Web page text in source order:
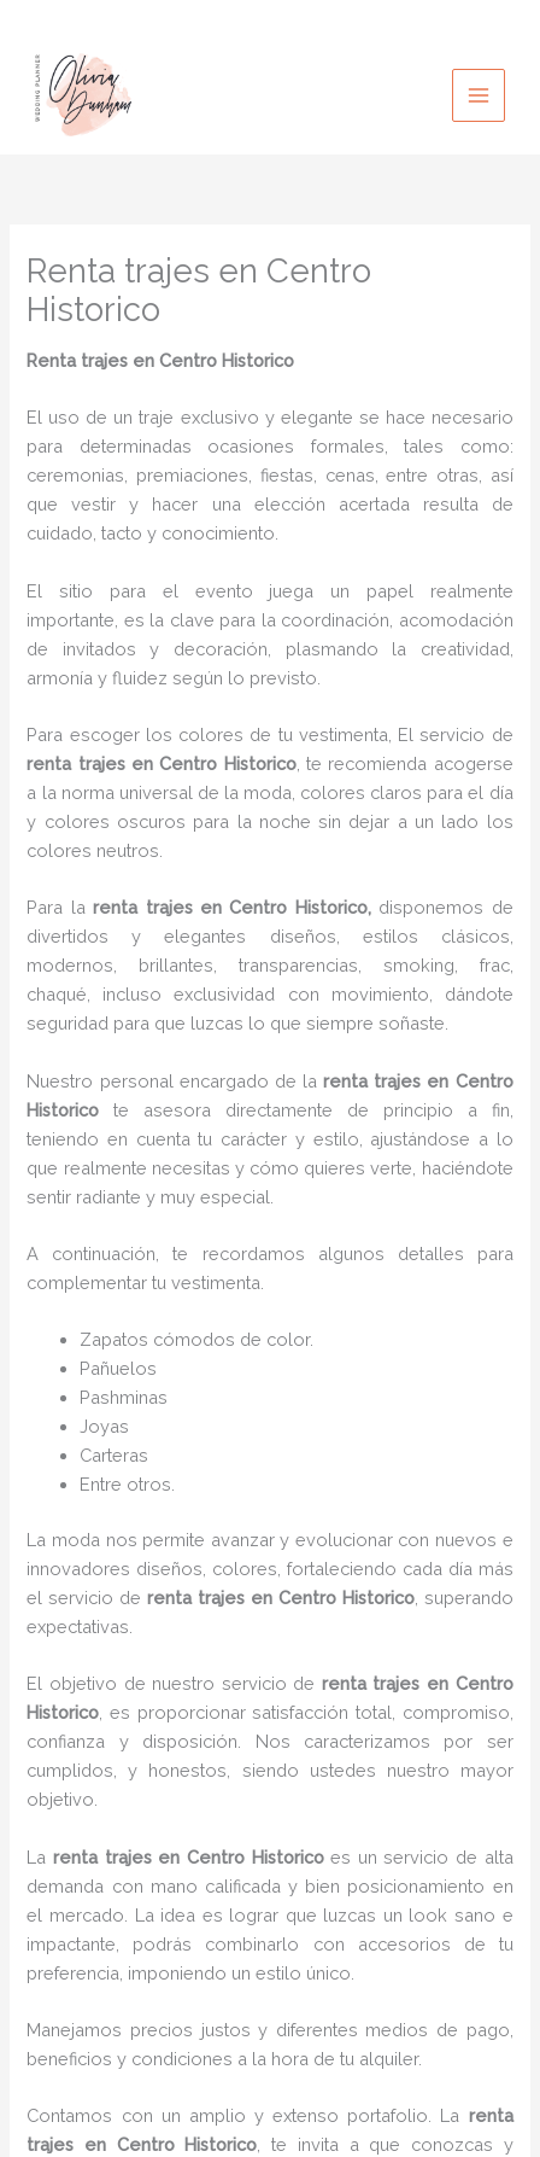
contenido
Renta trajes en Centro
Historico
Renta trajes en Centro Historico
El uso de un traje exclusivo y elegante se hace necesario
para determinadas ocasiones formales, tales como:
ceremonias, premiaciones, fiestas, cenas, entre otras, así
que vestir y hacer una elección acertada resulta de
cuidado, tacto y conocimiento.
El sitio para el evento juega un papel realmente
importante, es la clave para la coordinación, acomodación
de invitados y decoración, plasmando la creatividad,
armonía y fluidez según lo previsto.
Para escoger los colores de tu vestimenta, El servicio de
renta trajes en Centro Historico, te recomienda acogerse
a la norma universal de la moda, colores claros para el día
y colores oscuros para la noche sin dejar a un lado los
colores neutros.
Para larenta trajes en Centro Historico, disponemos de
divertidos y elegantes diseños, estilos clásicos,
modernos, brillantes, transparencias, smoking, frac,
chaqué, incluso exclusividad con movimiento, dándote
seguridad para que luzcas lo que siempre soñaste.
Nuestro personal encargado de larenta trajes en Centro
Historico te asesora directamente de principio a fin,
teniendo en cuenta tu carácter y estilo, ajustándose a lo
que realmente necesitas y cómo quieres verte, haciéndote
sentir radiante y muy especial.
A continuación, te recordamos algunos detalles para
complementar tu vestimenta.
Zapatos cómodos de color.
Pañuelos
Pashminas
Joyas
Carteras
Entre otros.
La moda nos permite avanzar y evolucionar con nuevos e
innovadores diseños, colores, fortaleciendo cada día más
el servicio derenta trajes en Centro Historico, superando
expectativas.
El objetivo de nuestro servicio de renta trajes en Centro
Historico, es proporcionar satisfacción total, compromiso,
confianza y disposición. Nos caracterizamos por ser
cumplidos, y honestos, siendo ustedes nuestro mayor
objetivo.
Larenta trajes en Centro Historicoes un servicio de alta
demanda con mano calificada y bien posicionamiento en
el mercado. La idea es lograr que luzcas un look sano e
impactante, podrás combinarlo con accesorios de tu
preferencia, imponiendo un estilo único.
Manejamos precios justos y diferentes medios de pago,
beneficios y condiciones a la hora de tu alquiler.
Contamos con un amplio y extenso portafolio. La renta
trajes en Centro Historico, te invita a que conozcas y